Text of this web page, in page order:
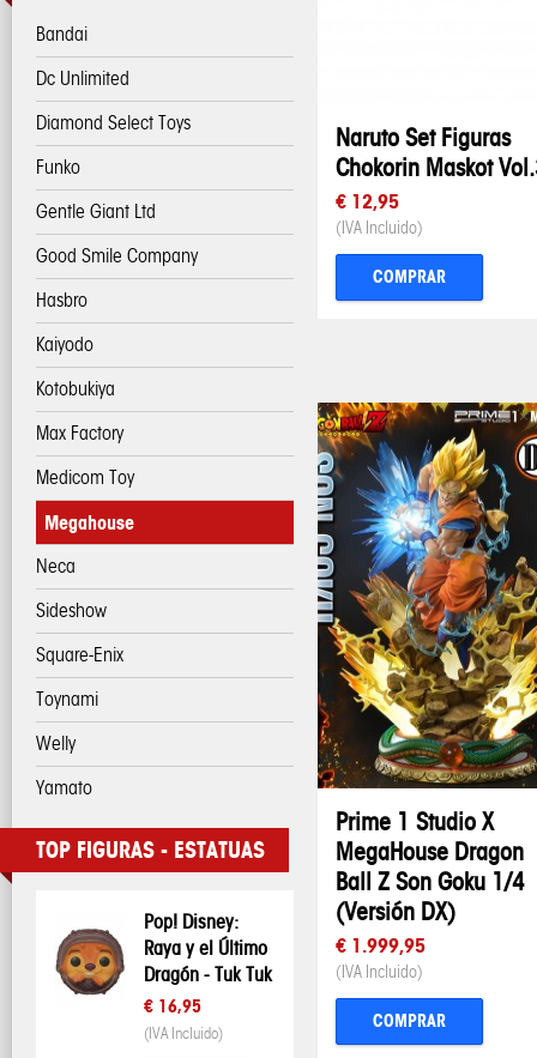
Bandai
Dc Unlimited
Diamond Select Toys
Funko
Gentle Giant Ltd
Good Smile Company
Hasbro
Kaiyodo
Kotobukiya
Max Factory
Medicom Toy
Megahouse
Neca
Sideshow
Square-Enix
Toynami
Welly
Yamato
TOP FIGURAS - ESTATUAS
Pop! Disney:
Raya y el Último
Dragón - Tuk Tuk
€ 16,95
(IVA Incluido)
Naruto Set Figuras
Chokorin Maskot
€ 12,95
(IVA Incluido)
COMPRAR
Prime 1 Studio X
MegaHouse Dragon
Ball Z Son Goku 1/4
(Versión DX)
€ 1.999,95
(IVA Incluido)
COMPRAR